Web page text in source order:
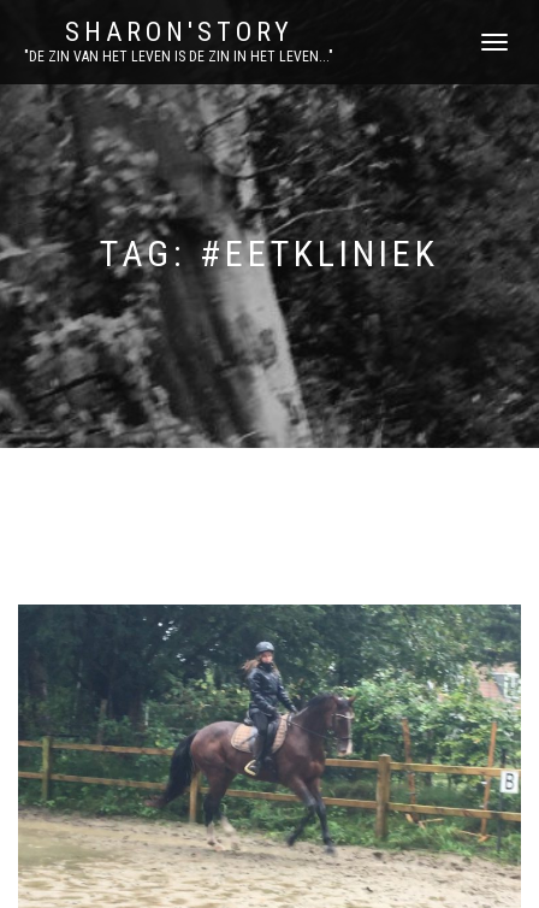
SHARON'STORY
"DE ZIN VAN HET LEVEN IS DE ZIN IN HET LEVEN..."
SCHAKEL
MENU
TAG:#EETKLINIEK